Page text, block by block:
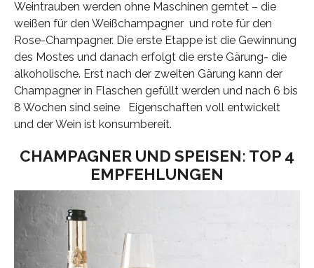
Weintrauben werden ohne Maschinen gerntet – die
weißen für den Weißchampagner und rote für den
Rose-Champagner. Die erste Etappe ist die Gewinnung
des Mostes und danach erfolgt die erste Gärung- die
alkoholische. Erst nach der zweiten Gärung kann der
Champagner in Flaschen gefüllt werden und nach 6 bis
8 Wochen sind seine Eigenschaften voll entwickelt
und der Wein ist konsumbereit.
CHAMPAGNER UND SPEISEN: TOP 4
EMPFEHLUNGEN